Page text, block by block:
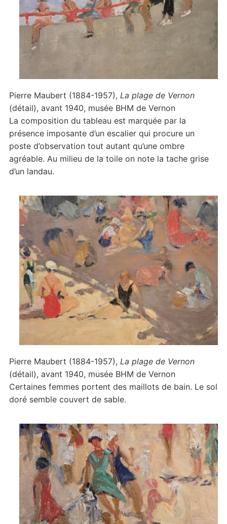
Pierre Maubert (1884-1957), La plage de Vernon
(détail), avant 1940, musée BHM de Vernon
La composition du tableau est marquée par la
présence imposante d’un escalier qui procure un
poste d’observation tout autant qu’une ombre
agréable. Au milieu de la toile on note la tache grise
d’un landau.
Pierre Maubert (1884-1957), La plage de Vernon
(détail), avant 1940, musée BHM de Vernon
Certaines femmes portent des maillots de bain. Le sol
doré semble couvert de sable.